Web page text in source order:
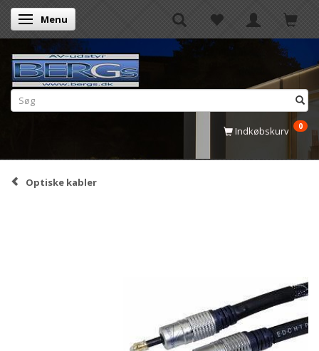
Skifte navigation
Menu
Indkøbskurv 0
Optiske kabler